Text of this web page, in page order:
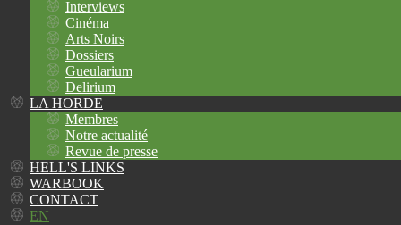
Interviews
Cinéma
Arts Noirs
Dossiers
Gueularium
Delirium
LA HORDE
Membres
Notre actualité
Revue de presse
HELL'S LINKS
WARBOOK
CONTACT
EN